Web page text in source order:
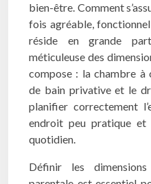
bien-être. Comment
fois agréable,
réside en grande
méticuleuse des
compose : la chambre à
de bain privative et le
planifier correctement
endroit peu pratique
quotidien.
Définir les